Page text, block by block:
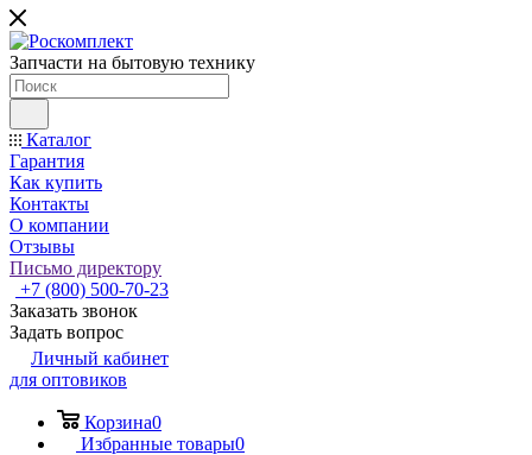
Запчасти на бытовую технику
Каталог
Гарантия
Как купить
Контакты
О компании
Отзывы
Письмо директору
+7 (800) 500-70-23
Заказать звонок
Задать вопрос
Личный кабинет
для оптовиков
Корзина0
Избранные товары0